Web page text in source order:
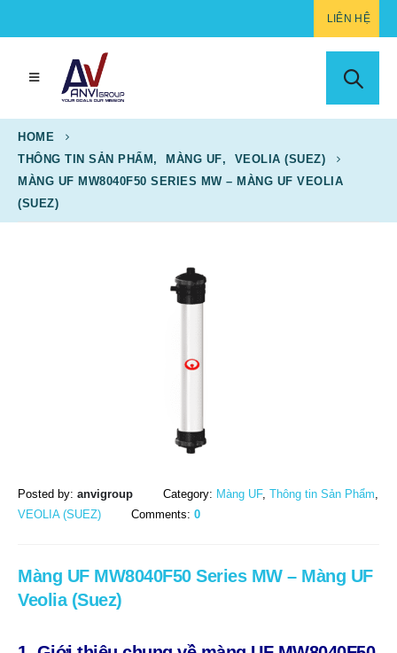
LIÊN HỆ
HOME
THÔNG TIN SẢN PHẨM , MÀNG UF,
VEOLIA (SUEZ)
MÀNG UF MW8040F50 SERIES MW – MÀNG UF VEOLIA
(SUEZ)
Posted by: anvigroup Category: Màng UF, Thông tin Sản Phẩm
VEOLIA (SUEZ)
Comments: 0
Màng UF MW8040F50 Series MW – Màng UF
Veolia (Suez)